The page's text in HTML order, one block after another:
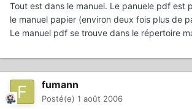
Tout est dans le manuel. Le panuele pdf est
le manuel papier (environ deux fois plus de
Le manuel pdf se trouve dans le répertoire
fumann
Posté(e) 1 août 2006